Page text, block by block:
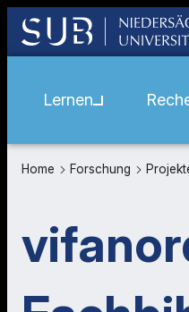
Lernen
Home Forschung